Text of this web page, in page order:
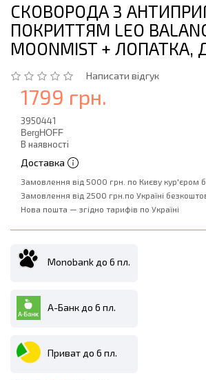
СКОВОРОДА З
ПОКРИТТЯМ LEO
MOONMIST + ЛОПАТКА,
Написати відгук
1799 грн.
3950441
BergHOFF
В наявності
Доставка
Замовлення від 5000 грн. по Києву кур'єром
Замовлення від 2500 грн.по Україні
Нова пошта — згідно тарифів по Україні
Monobank до 6 пл.
А-Банк до 6 пл.
Приват до 6 пл.